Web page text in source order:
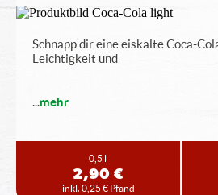
Schnapp dir eine eiskalte Coca-
Leichtigkeit und
...mehr
0,5 l
2,90 €
inkl. 0,25 € Pfand